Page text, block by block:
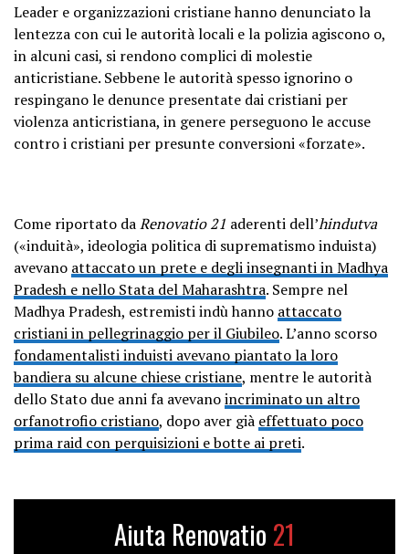
Leader e organizzazioni cristiane hanno denunciato la
lentezza con cui le autorità locali e la polizia agiscono o,
in alcuni casi, si rendono complici di molestie
anticristiane. Sebbene le autorità spesso ignorino o
respingano le denunce presentate dai cristiani per
violenza anticristiana, in genere perseguono le accuse
contro i cristiani per presunte conversioni «forzate».
Come riportato daRenovatio 21 aderenti dell’hindutva
(«induità», ideologia politica di suprematismo induista)
avevano attaccato un prete e degli insegnanti in Madhya
Pradesh e nello Stata del Maharashtra. Sempre nel
Madhya Pradesh, estremisti indù hanno attaccato
cristiani in pellegrinaggio per il Giubileo. L’anno scorso
fondamentalisti induisti avevano piantato la loro
bandiera su alcune chiese cristiane, mentre le autorità
dello Stato due anni fa avevanoincriminato un altro
orfanotrofio cristiano, dopo aver già effettuato poco
prima raid con perquisizioni e botte ai preti.
Aiuta Renovatio 21